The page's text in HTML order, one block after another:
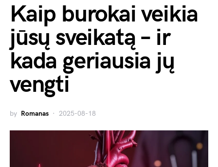
Kaip burokai veikia
jūsų sveikatą – ir
kada geriausia jų
vengti
by Romanas 2025-08-18